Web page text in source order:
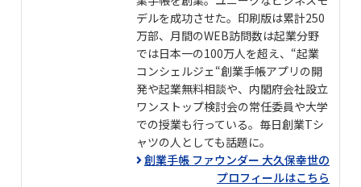
デルを成功させた。印刷版は累計250
万部、月間のWEB訪問数は起業分野
では日本一の100万人を超え、“起業
コンシェルジェ“創業手帳アプリの開
発や起業無料相談や、内閣府会社設立
ワンストップ検討会の常任委員や大学
での授業も行っている。毎日創業Tシ
ャツの人としても話題に。
創業手帳 ファウンダー 大久保幸世の
プロフィールはこちら